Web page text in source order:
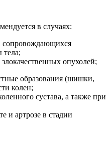
в случаях:
сопровождающихся
опухолей;
образования (шишки,
колен;
сустава, а также при
и артрозе в стадии